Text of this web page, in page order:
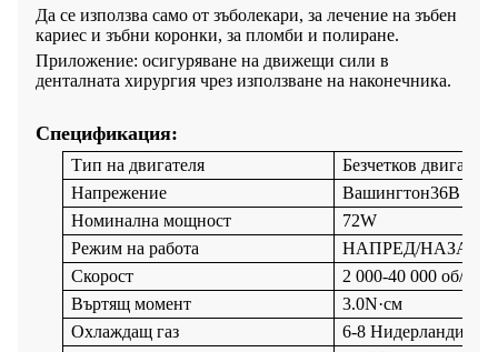
Да се ​​използва само от зъболекари, за лечение на зъбен
кариес и зъбни коронки, за пломби и полиране.
Приложение: осигуряване на движещи сили в
денталната хирургия чрез използване на наконечника.
Спецификация:
Тип на двигателя
Безчетков двигател
Напрежение
Вашингтон36В
Номинална мощност
72W
Режим на работа
НАПРЕД/НАЗАД
Скорост
2 000-40 000 об/мин
Въртящ момент
3.0N·см
Охлаждащ газ
6-8 Нидерландия/